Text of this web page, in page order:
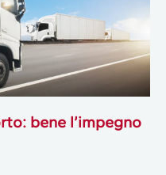
bene l’impegno